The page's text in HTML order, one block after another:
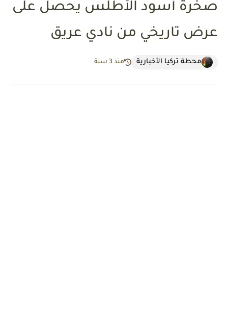
صخرة أسود الأطلس يحصل على
عرض تاريخي من نادي عريق
محطة تركيا الأخبارية منذ 3 سنة